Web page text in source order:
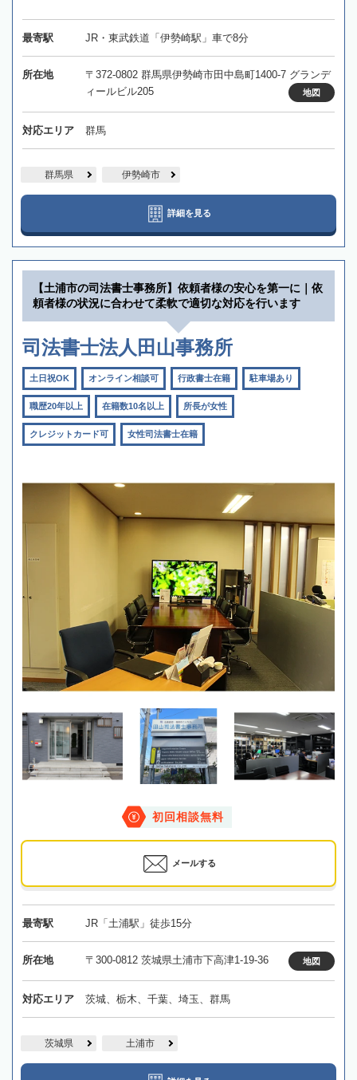
最寄駅 JR・東武鉄道「伊勢崎駅」車で8分
所在地
〒372-0802 群馬県伊勢崎市田中島町1400-7 グランデ
ィールビル205
地図
対応エリア 群馬
群馬県 伊勢崎市
詳細を見る
【土浦市の司法書士事務所】依頼者様の安心を第一に｜依
頼者様の状況に合わせて柔軟で適切な対応を行います
司法書士法人田山事務所
土日祝OK オンライン相談可 行政書士在籍 駐車場あり
職歴20年以上 在籍数10名以上 所長が女性
クレジットカード可 女性司法書士在籍
初回相談無料
メールする
最寄駅 JR「土浦駅」徒歩15分
所在地 〒300-0812 茨城県土浦市下高津1-19-36 地図
対応エリア 茨城、栃木、千葉、埼玉、群馬
茨城県 土浦市